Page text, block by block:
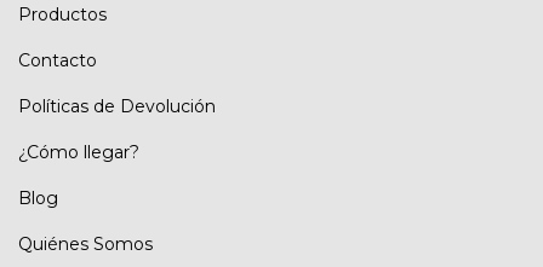
Productos
Contacto
Políticas de Devolución
¿Cómo llegar?
Blog
Quiénes Somos